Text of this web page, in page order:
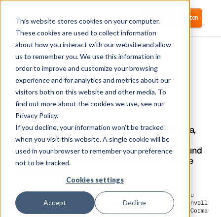
This website stores cookies on your computer.
These cookies are used to collect information
about how you interact with our website and allow
us to remember you. We use this information in
order to improve and customize your browsing
experience and for analytics and metrics about our
visitors both on this website and other media. To
find out more about the cookies we use, see our
Privacy Policy.
If you decline, your information won’t be tracked
when you visit this website. A single cookie will be
used in your browser to remember your preference
not to be tracked.
Cookies settings
Accept Decline
Anmelden Kostenlos starten
SAP
Verbinden Sie SAP SuccessFactors mit Corma,
um HR-Zugriffsprüfungen und
Benutzerbereitstellungen zu automatisieren und
Identity Access Management (IAM) als Service
SAP-Tools sind in der Regel sehr komplex und schwer zu
durchschauen, weshalb ein externes Tool wie Corma sinnvoll
sein kann, um die Kosten besser verwalten zu können. Corma